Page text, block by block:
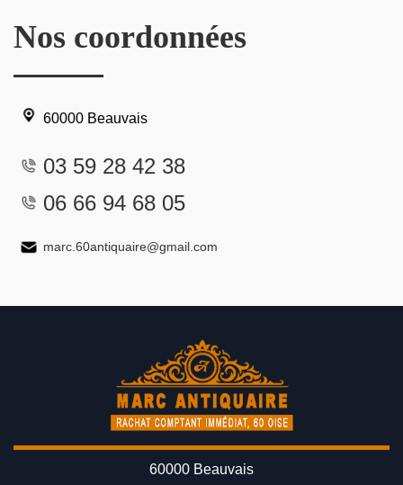
Nos coordonnées
60000 Beauvais
03 59 28 42 38
06 66 94 68 05
marc.60antiquaire@gmail.com
60000 Beauvais